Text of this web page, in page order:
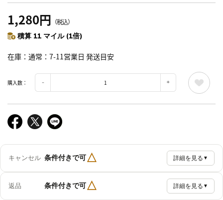
1,280円 （税込）
積算 11 マイル (1倍)
在庫 通常：7-11営業日 発送目安
購入数：
キャンセル 条件付きで可△ 詳細を見る ▼
返品 条件付きで可△ 詳細を見る ▼